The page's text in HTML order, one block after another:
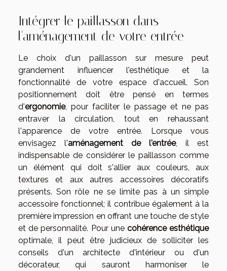
Intégrer le paillasson dans
l'aménagement de votre entrée
Le choix d'un paillasson sur mesure peut
grandement influencer l'esthétique et la
fonctionnalité de votre espace d'accueil. Son
positionnement doit être pensé en termes
d'ergonomie, pour faciliter le passage et ne pas
entraver la circulation, tout en rehaussant
l'apparence de votre entrée. Lorsque vous
envisagez l'aménagement de l'entrée, il est
indispensable de considérer le paillasson comme
un élément qui doit s'allier aux couleurs, aux
textures et aux autres accessoires décoratifs
présents. Son rôle ne se limite pas à un simple
accessoire fonctionnel; il contribue également à la
première impression en offrant une touche de style
et de personnalité. Pour une cohérence esthétique
optimale, il peut être judicieux de solliciter les
conseils d'un architecte d'intérieur ou d'un
décorateur, qui sauront harmoniser le